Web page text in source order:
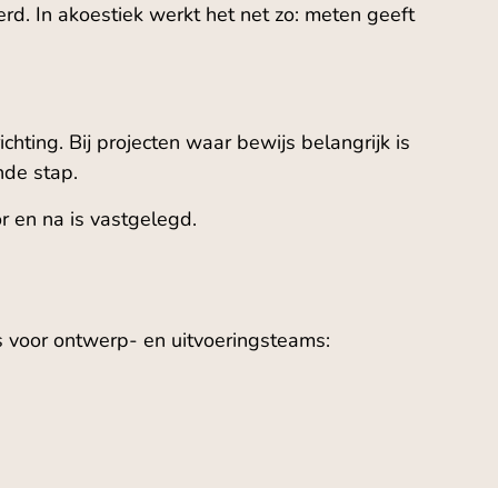
In akoestiek werkt het net zo: meten geeft
Bij projecten waar bewijs belangrijk is
stap.
en na is vastgelegd.
ontwerp- en uitvoeringsteams: